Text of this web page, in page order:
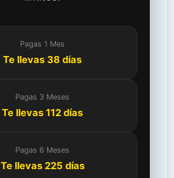
Pagas 1 Mes
Te llevas 38 días
Pagas 3 Meses
Te llevas 112 días
Pagas 6 Meses
Te llevas 225 días